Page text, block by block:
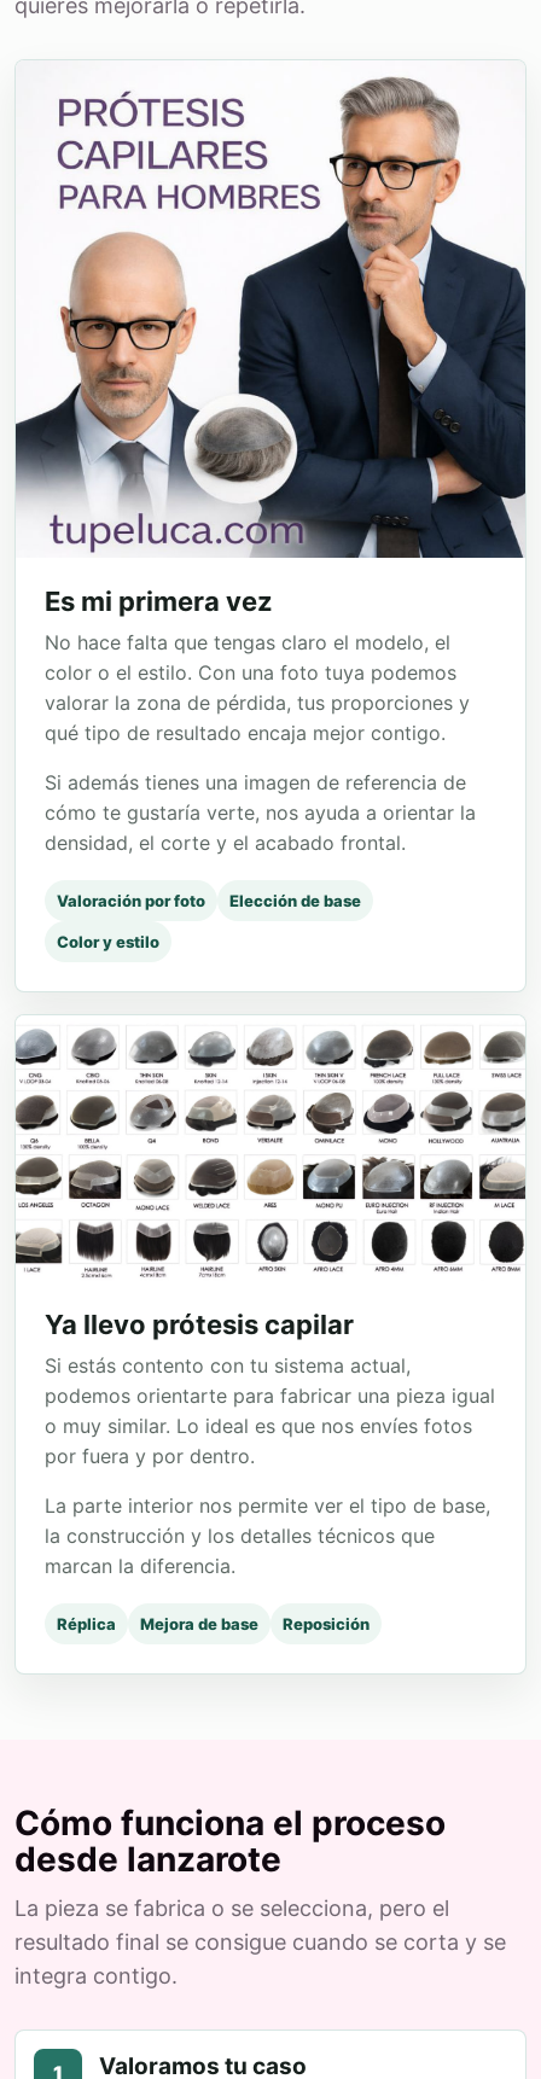
quieres mejorarla o repetirla.
Es mi primera vez
No hace falta que tengas claro el modelo, el
color o el estilo. Con una foto tuya podemos
valorar la zona de pérdida, tus proporciones y
qué tipo de resultado encaja mejor contigo.
Si además tienes una imagen de referencia de
cómo te gustaría verte, nos ayuda a orientar la
densidad, el corte y el acabado frontal.
Valoración por foto Elección de base
Color y estilo
Ya llevo prótesis capilar
Si estás contento con tu sistema actual,
podemos orientarte para fabricar una pieza igual
o muy similar. Lo ideal es que nos envíes fotos
por fuera y por dentro.
La parte interior nos permite ver el tipo de base,
la construcción y los detalles técnicos que
marcan la diferencia.
Réplica Mejora de base Reposición
Cómo funciona el proceso
desde lanzarote
La pieza se fabrica o se selecciona, pero el
resultado final se consigue cuando se corta y se
integra contigo.
1 Valoramos tu caso